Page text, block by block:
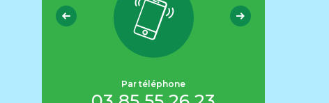
Par téléphone